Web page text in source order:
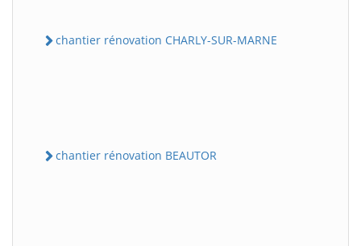
chantier rénovation CHARLY-SUR-MARNE
chantier rénovation BEAUTOR